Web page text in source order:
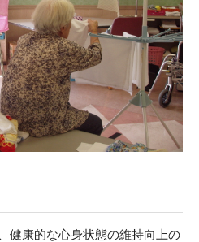
健康的な心身状態の維持向上の